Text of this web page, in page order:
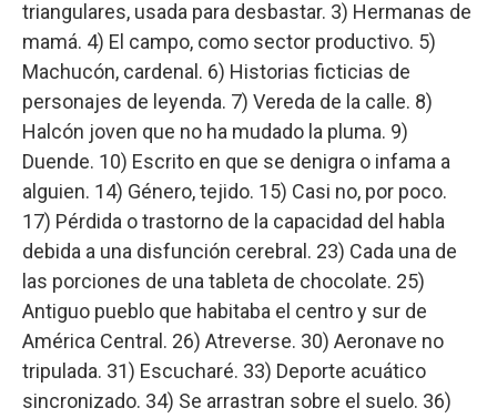
triangulares, usada para desbastar. 3) Hermanas de
mamá. 4) El campo, como sector productivo. 5)
Machucón, cardenal. 6) Historias ficticias de
personajes de leyenda. 7) Vereda de la calle. 8)
Halcón joven que no ha mudado la pluma. 9)
Duende. 10) Escrito en que se denigra o infama a
alguien. 14) Género, tejido. 15) Casi no, por poco.
17) Pérdida o trastorno de la capacidad del habla
debida a una disfunción cerebral. 23) Cada una de
las porciones de una tableta de chocolate. 25)
Antiguo pueblo que habitaba el centro y sur de
América Central. 26) Atreverse. 30) Aeronave no
tripulada. 31) Escucharé. 33) Deporte acuático
sincronizado. 34) Se arrastran sobre el suelo. 36)